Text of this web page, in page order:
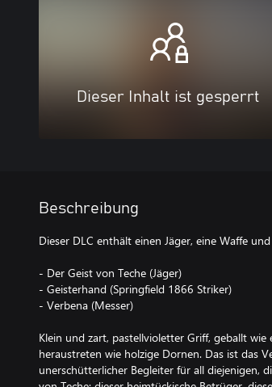
Dieser Inhalt ist gesperrt
Beschreibung
Dieser DLC enthält einen Jäger, eine Waffe
- Der Geist von Teche (Jäger)
- Geisterhand (Springfield 1866 Striker)
- Verbena (Messer)
Klein und zart, pastellvioletter Griff, geballt wie
heraustreten wie holzige Dornen. Das ist das
unerschütterlicher Begleiter für all diejenigen,